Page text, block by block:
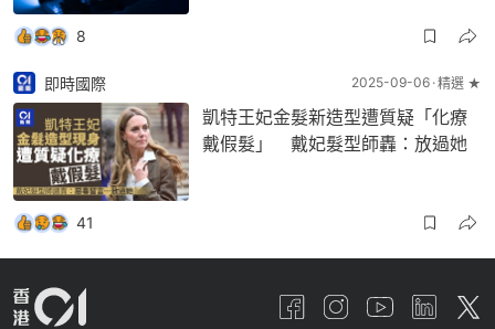
8
即時國際 2025-09-06 精選 ★
凱特王妃金髮新造型遭質疑「化療
戴假髮」 戴妃髮型師轟：放過她
41